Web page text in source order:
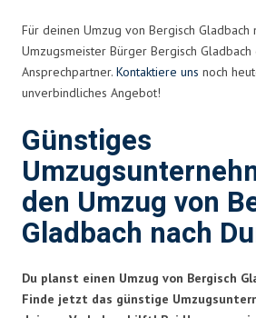
Für deinen Umzug von Bergisch Gladbach
Umzugsmeister Bürger Bergisch
Ansprechpartner. Kontaktiere uns noch
unverbindliches Angebot!
Günstiges
den Umzug von
Gladbach nach
Du planst einen Umzug von Bergisch
Finde jetzt das günstige